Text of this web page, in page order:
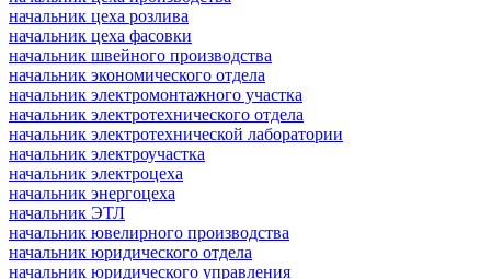
начальник цеха розлива
начальник цеха фасовки
начальник швейного производства
начальник экономического отдела
начальник электромонтажного участка
начальник электротехнического отдела
начальник электротехнической лаборатории
начальник электроучастка
начальник электроцеха
начальник энергоцеха
начальник ЭТЛ
начальник ювелирного производства
начальник юридического отдела
начальник юридического управления